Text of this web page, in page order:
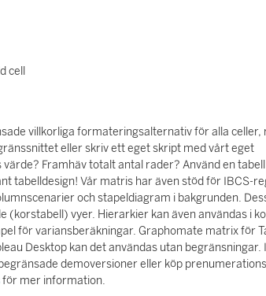
cell
villkorliga formateringsalternativ för alla celler,
eller skriv ett eget skript med vårt eget
Framhäv totalt antal rader? Använd en
tabelldesign! Vår matris har även stöd för IBCS-
och stapeldiagram i bakgrunden.
vyer. Hierarkier kan även användas i
för variansberäkningar. Graphomate matrix för
Desktop kan det användas utan begränsningar.
demoversioner eller köp
för mer information.